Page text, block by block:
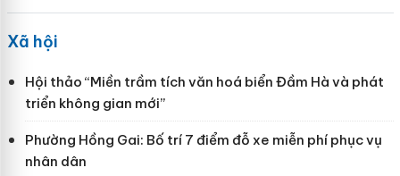
Xã hội
Hội thảo “Miền trầm tích văn hoá biển Đầm Hà và phát
triển không gian mới”
Phường Hồng Gai: Bố trí 7 điểm đỗ xe miễn phí phục vụ
nhân dân